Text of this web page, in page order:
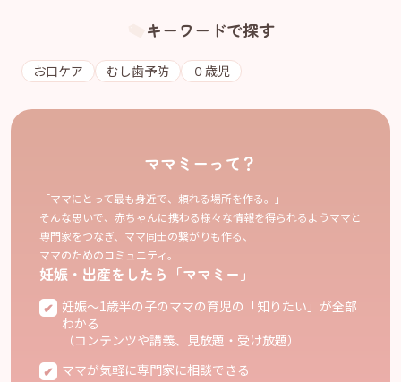
キーワードで探す
お口ケア むし歯予防 ０歳児
ママミーって？
「ママにとって最も身近で、頼れる場所を作る。」
そんな思いで、赤ちゃんに携わる様々な情報を得られるようママと
専門家をつなぎ、ママ同士の繋がりも作る、
ママのためのコミュニティ。
妊娠・出産をしたら「ママミー」
妊娠〜1歳半の子のママの育児の「知りたい」が全部
わかる
（コンテンツや講義、見放題・受け放題）
ママが気軽に専門家に相談できる